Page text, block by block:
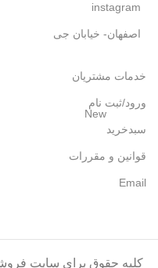
instagram
اصفهان- خیابان جی
خدمات مشتریان
ورود/ثبت نام
سبدخرید
New
قوانین و مقررات
Email
کلیه حقوق برای سایت